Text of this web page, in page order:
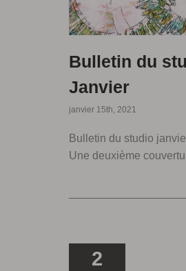
Bulletin du
Janvier
janvier 15th, 2021
Bulletin du studio
Une deuxième
2